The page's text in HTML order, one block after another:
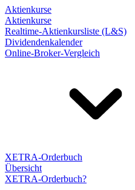
Aktienkurse
Aktienkurse
Realtime-Aktienkursliste (L&S)
Dividendenkalender
Online-Broker-Vergleich
XETRA-Orderbuch
Übersicht
XETRA-Orderbuch?